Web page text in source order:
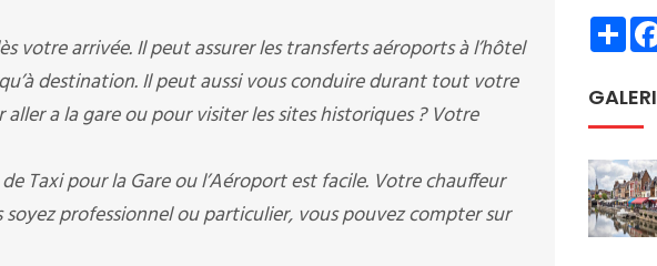
votre arrivée. Il peut assurer les transferts aéroports à l’hôtel
destination. Il peut aussi vous conduire durant tout votre
a la gare ou pour visiter les sites historiques ? Votre
Taxi pour la Gare ou l’Aéroport est facile. Votre chauffeur
professionnel ou particulier, vous pouvez compter sur